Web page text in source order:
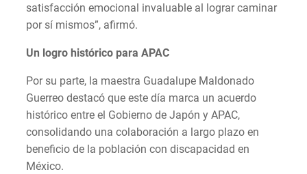
satisfacción emocional invaluable al lograr caminar
por sí mismos”, afirmó.
Un logro histórico para APAC
Por su parte, la maestra Guadalupe Maldonado
Guerreo destacó que este día marca un acuerdo
histórico entre el Gobierno de Japón y APAC,
consolidando una colaboración a largo plazo en
beneficio de la población con discapacidad en
México.